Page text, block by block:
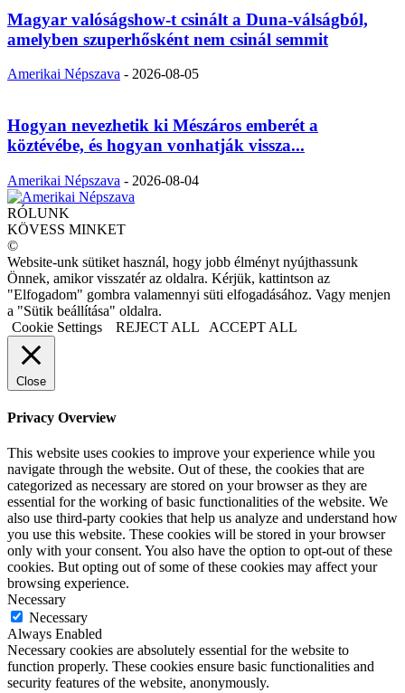
Magyar valóságshow-t csinált a Duna-válságból,
amelyben szuperhősként nem csinál semmit
Amerikai Népszava - 2026-08-05
Hogyan nevezhetik ki Mészáros emberét a
köztévébe, és hogyan vonhatják vissza...
Amerikai Népszava - 2026-08-04
RÓLUNK
KÖVESS MINKET
©
Website-unk sütiket használ, hogy jobb élményt nyújthassunk
Önnek, amikor visszatér az oldalra. Kérjük, kattintson az
"Elfogadom" gombra valamennyi süti elfogadásához. Vagy menjen
a "Sütik beállítása" oldalra.
Cookie Settings
REJECT ALL ACCEPT ALL
Close
Privacy Overview
This website uses cookies to improve your experience while you
navigate through the website. Out of these, the cookies that are
categorized as necessary are stored on your browser as they are
essential for the working of basic functionalities of the website. We
also use third-party cookies that help us analyze and understand how
you use this website. These cookies will be stored in your browser
only with your consent. You also have the option to opt-out of these
cookies. But opting out of some of these cookies may affect your
browsing experience.
Necessary
Necessary
Always Enabled
Necessary cookies are absolutely essential for the website to
function properly. These cookies ensure basic functionalities and
security features of the website, anonymously.